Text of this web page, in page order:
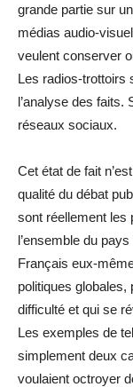
grande partie sur
médias audio-
veulent conserver
Les radios-trottoirs
l’analyse des faits.
réseaux sociaux.
Cet état de fait
qualité du débat
sont réellement les
l’ensemble du
Français eux-
politiques
difficulté et qui se
Les exemples de
simplement deux
voulaient octroyer